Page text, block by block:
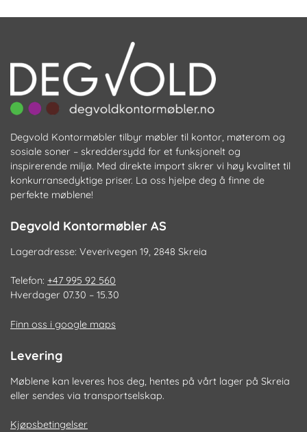
kan
produktsiden
Degvold Kontormøbler tilbyr møbler til kontor, møterom og
sosiale soner – skreddersydd for et funksjonelt og
inspirerende miljø. Med direkte import sikrer vi høy kvalitet til
konkurransedyktige priser. La oss hjelpe deg å finne de
perfekte møblene!
Degvold Kontormøbler AS
Lageradresse: Veverivegen 19, 2848 Skreia
Telefon: +47 995 92 560
Hverdager 07.30 – 15.30
Finn oss i google maps
Levering
Møblene kan leveres hos deg, hentes på vårt lager på Skreia
eller sendes via transportselskap.
Kjøpsbetingelser